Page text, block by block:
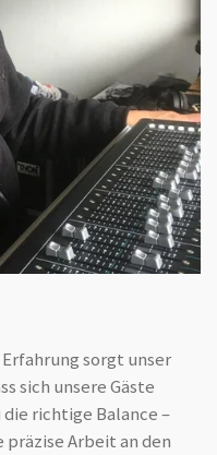
sorgt unser
sich unsere Gäste
richtige Balance –
Arbeit an den